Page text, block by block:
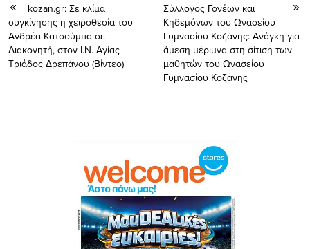
kozan.gr: Σε κλίμα
συγκίνησης η χειροθεσία του
Ανδρέα Κατσούμπα σε
Διακονητή, στον Ι.Ν. Αγίας
Τριάδος Δρεπάνου (Βίντεο)
Σύλλογος Γονέων και
Κηδεμόνων του Ωνασείου
Γυμνασίου Κοζάνης: Ανάγκη για
άμεση μέριμνα στη σίτιση των
μαθητών του Ωνασείου
Γυμνασίου Κοζάνης